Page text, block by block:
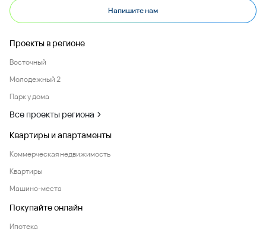
Напишите нам
Проекты в регионе
Восточный
Молодежный 2
Парк у дома
Все проекты региона
Квартиры и апартаменты
Коммерческая недвижимость
Квартиры
Машино-места
Покупайте онлайн
Ипотека